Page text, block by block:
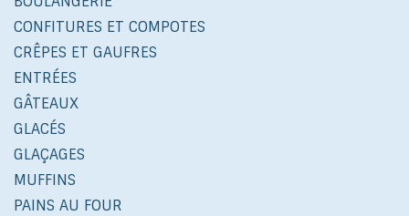
CONFITURES ET COMPOTES
CRÊPES ET GAUFRES
ENTRÉES
GÂTEAUX
GLACÉS
GLAÇAGES
MUFFINS
PAINS AU FOUR